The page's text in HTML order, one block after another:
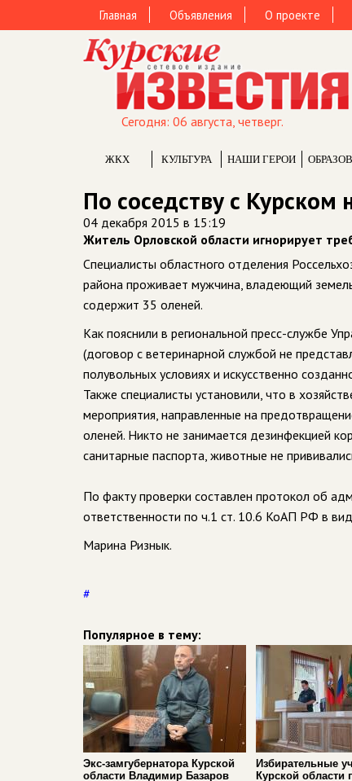
Главная Объявления О проекте
Сегодня: 06 августа, четверг.
ЖКХ КУЛЬТУРА НАШИ ГЕРОИ
По соседству с Курском
04 декабря 2015 в 15:19
Житель Орловской области игнорирует
Специалисты областного отделения
района проживает мужчина, владеющий
содержит 35 оленей.
Как пояснили в региональной пресс-службе
(договор с ветеринарной службой не
полувольных условиях и искусственно
Также специалисты установили, что в
мероприятия, направленные на
оленей. Никто не занимается дезинфекцией
санитарные паспорта, животные не
По факту проверки составлен протокол об
ответственности по ч.1 ст. 10.6 КоАП РФ в
Марина Ризнык.
#
Популярное в тему:
Экс-замгубернатора Курской
области Владимир Базаров
Избирательные
Курской области